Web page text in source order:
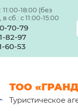
ТОО
Туристическое
11:00-18:00 (без
сб.: с 11:00-15:00
70-79
82-97
60-53